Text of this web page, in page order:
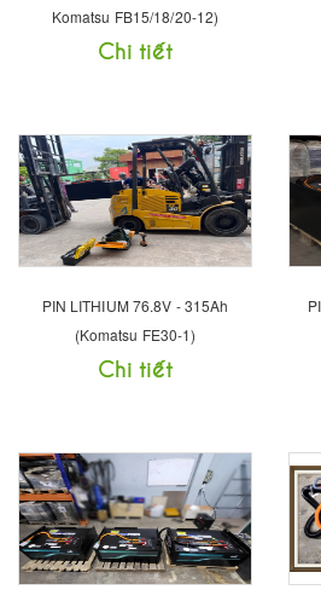
Komatsu FB15/18/20-12)
Chi tiết
PIN LITHIUM 76.8V - 315Ah
(Komatsu FE30-1)
Chi tiết